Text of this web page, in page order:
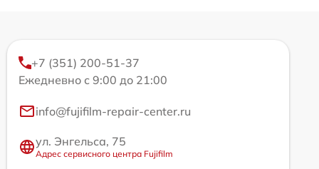
+7 (351) 200-51-37
Ежедневно с 9:00 до 21:00
info@fujifilm-repair-center.ru
ул. Энгельса, 75
Адрес сервисного центра Fujifilm